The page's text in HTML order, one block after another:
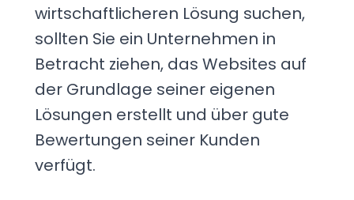
wirtschaftlicheren Lösung suchen,
sollten Sie ein Unternehmen in
Betracht ziehen, das Websites auf
der Grundlage seiner eigenen
Lösungen erstellt und über gute
Bewertungen seiner Kunden
verfügt.